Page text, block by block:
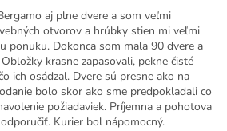
aj plne dvere a som veľmi
otvorov a hrúbky stien mi veľmi
ponuku. Dokonca som mala 90 dvere a
krasne zapasovali, pekne čisté
ich osádzal. Dvere sú presne ako na
bolo skor ako sme predpokladali co
požiadaviek. Príjemna a pohotova
Kurier bol nápomocný.